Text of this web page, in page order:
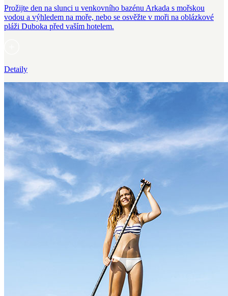
Prožijte den na slunci u venkovního bazénu Arkada s mořskou
vodou a výhledem na moře, nebo se osvěžte v moři na oblázkové
pláži Duboka před vaším hotelem.
Detaily